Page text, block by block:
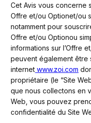
Cet Avis vous concerne
Offre et/ou Optionet/ou
notamment pour
Offre et/ou Optionou
informations sur l’Offre
peuvent également être
internet www.zoi.com
propriétaire (le “Site
que nous collectons en
Web, vous pouvez
confidentialité du Site